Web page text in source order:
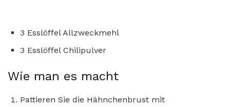
3 Esslöffel Allzweckmehl
3 Esslöffel Chilipulver
Wie man es macht
Pattieren Sie die Hähnchenbrust mit